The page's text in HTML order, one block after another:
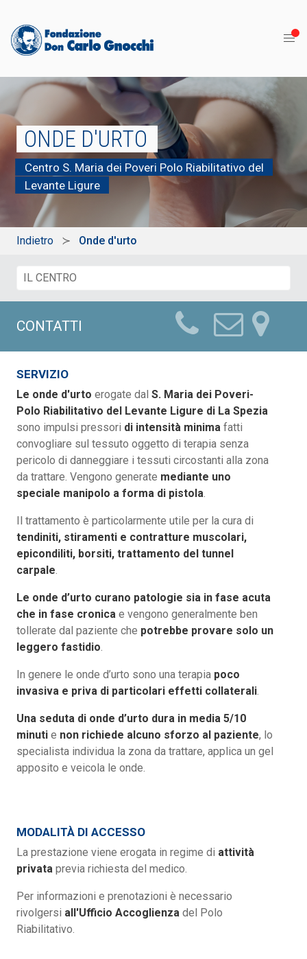
ONDE D'URTO
Centro S. Maria dei Poveri Polo Riabilitativo del
Levante Ligure
Indietro Onde d'urto
CONTATTI
SERVIZIO
Le onde d'urto erogate dal S. Maria dei Poveri-
Polo Riabilitativo del Levante Ligure di La Spezia
sono impulsi pressori di intensità minima fatti
convogliare sul tessuto oggetto di terapia senza
pericolo di danneggiare i tessuti circostanti alla zona
da trattare. Vengono generate mediante uno
speciale manipolo a forma di pistola
Il trattamento è particolarmente utile per la cura di
tendiniti, stiramenti e contratture muscolari,
epicondiliti, borsiti, trattamento del tunnel
carpale
Le onde d’urto curano patologie sia in fase acuta
che in fase cronica e vengono generalmente ben
tollerate dal paziente che potrebbe provare solo un
leggero fastidio
In genere le onde d’urto sono una terapia poco
invasiva e priva di particolari effetti collaterali
Una seduta di onde d’urto dura in media 5/10
minuti e non richiede alcuno sforzo al paziente, lo
specialista individua la zona da trattare, applica un gel
apposito e veicola le onde.
MODALITÀ DI ACCESSO
La prestazione viene erogata in regime di attività
privata previa richiesta del medico.
Per informazioni e prenotazioni è necessario
rivolgersi all'Ufficio Accoglienza del Polo
Riabilitativo.